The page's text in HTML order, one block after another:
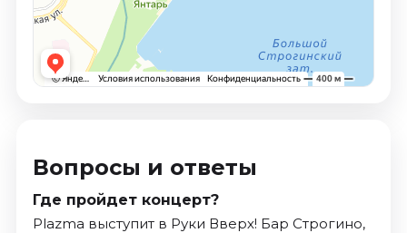
Вопросы и ответы
Где пройдет концерт?
Plazma выступит в Руки Вверх! Бар Строгино,